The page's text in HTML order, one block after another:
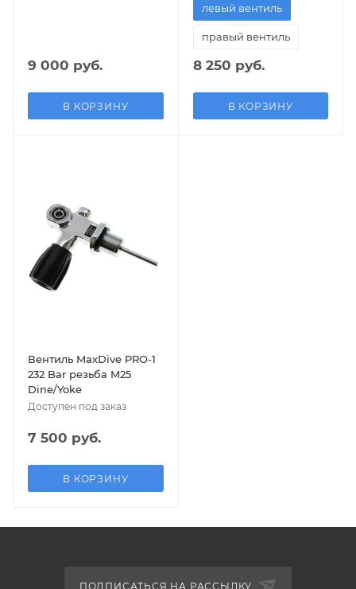
9 000 руб.
В КОРЗИНУ
левый вентиль
правый вентиль
8 250 руб.
В КОРЗИНУ
Вентиль MaxDive PRO-1
232 Bar резьба M25
Dine/Yoke
Доступен под заказ
7 500 руб.
В КОРЗИНУ
ПОДПИСАТЬСЯ НА РАССЫЛКУ